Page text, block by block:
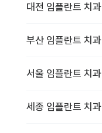
대전 임플란트 치과
부산 임플란트 치과
서울 임플란트 치과
세종 임플란트 치과